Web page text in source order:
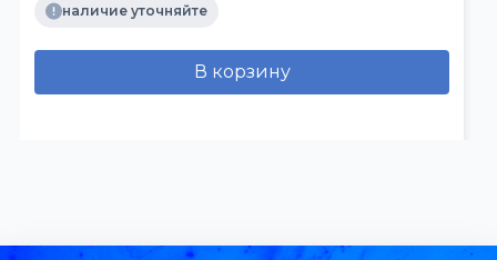
наличие уточняйте
В корзину